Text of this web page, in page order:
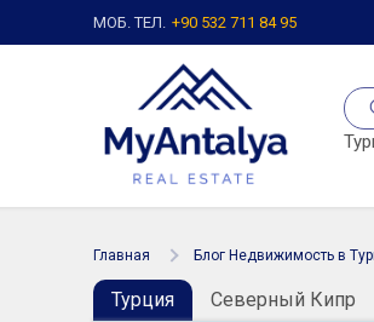
МОБ. ТЕЛ. +90 532 711 84 95
Главная Блог Недвижимость в
Турция Северный Кипр